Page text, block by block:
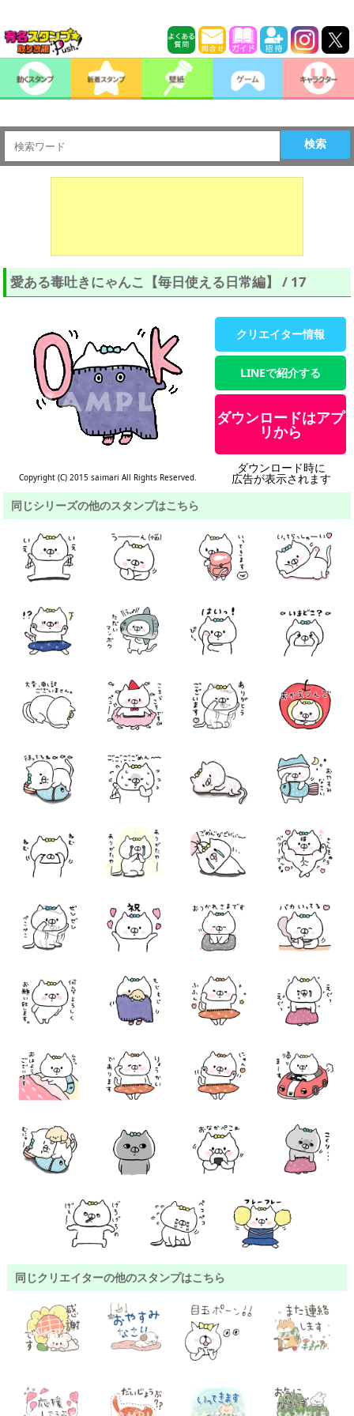
検索
愛ある毒吐きにゃんこ【毎日使える日常編】 / 17
Copyright (C) 2015 saimari All Rights Reserved.
クリエイター情報
LINEで紹介する
ダウンロードはアプ
リから
ダウンロード時に
広告が表示されます
同じシリーズの他のスタンプはこちら
同じクリエイターの他のスタンプはこちら